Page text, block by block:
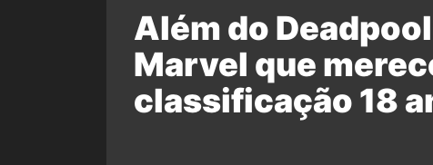
Além do
Marvel que
classificação 18